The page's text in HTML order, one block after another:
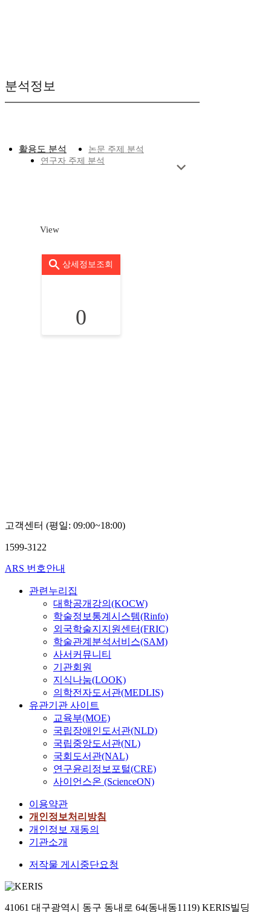
분석정보
활용도 분석
논문 주제 분석
연구자 주제 분석
View
상세정보조회
0
고객센터 (평일: 09:00~18:00)
1599-3122
ARS 번호안내
관련누리집
대학공개강의(KOCW)
학술정보통계시스템(Rinfo)
외국학술지지원센터(FRIC)
학술관계분석서비스(SAM)
사서커뮤니티
기관회원
지식나눔(LOOK)
의학전자도서관(MEDLIS)
유관기관 사이트
교육부(MOE)
국립장애인도서관(NLD)
국립중앙도서관(NL)
국회도서관(NAL)
연구윤리정보포털(CRE)
사이언스온 (ScienceON)
이용약관
개인정보처리방침
개인정보 재동의
기관소개
저작물 게시중단요청
41061 대구광역시 동구 동내로 64(동내동1119) KERIS빌딩